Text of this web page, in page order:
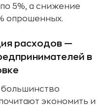
5%, а снижение
опрошенных.
расходов —
в
экономить и